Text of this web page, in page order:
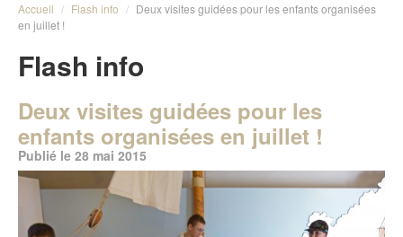
Accueil / Flash info / Deux visites guidées pour les enfants organisées
en juillet !
Flash info
Deux visites guidées pour les
enfants organisées en juillet !
Publié le 28 mai 2015